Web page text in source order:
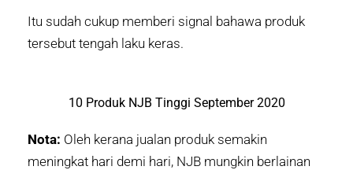
Itu sudah cukup memberi signal bahawa produk
tersebut tengah laku keras.
10 Produk NJB Tinggi September 2020
Nota: Oleh kerana jualan produk semakin
meningkat hari demi hari, NJB mungkin berlainan